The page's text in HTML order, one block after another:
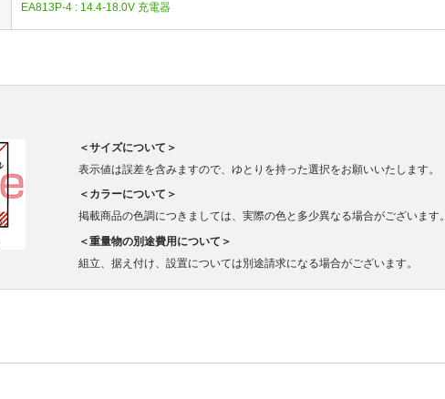
EA813P-4 : 14.4-18.0V 充電器
＜サイズについて＞
表示値は誤差を含みますので、ゆとりを持った選択をお願いいたします。
＜カラーについて＞
掲載商品の色調につきましては、実際の色と多少異なる場合がございます。
＜重量物の別途費用について＞
組立、据え付け、設置については別途請求になる場合がございます。